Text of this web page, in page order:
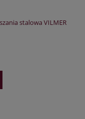
stalowa VILMER